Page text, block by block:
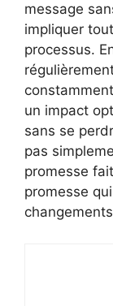
message
impliquer
processus.
un impact
sans se
pas
promesse
promesse